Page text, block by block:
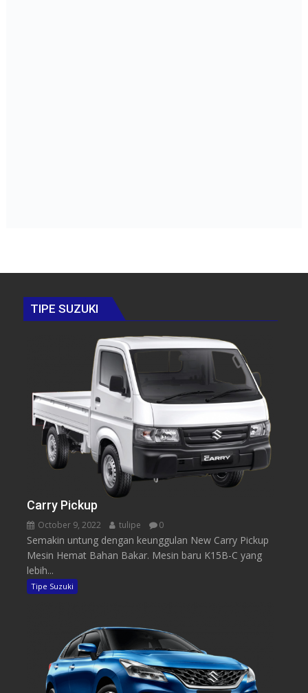
TIPE SUZUKI
Carry Pickup
October 9, 2022 tulipe 0
Semakin untung dengan keunggulan New Carry Pickup
Mesin Hemat Bahan Bakar. Mesin baru K15B-C yang
lebih...
Tipe Suzuki